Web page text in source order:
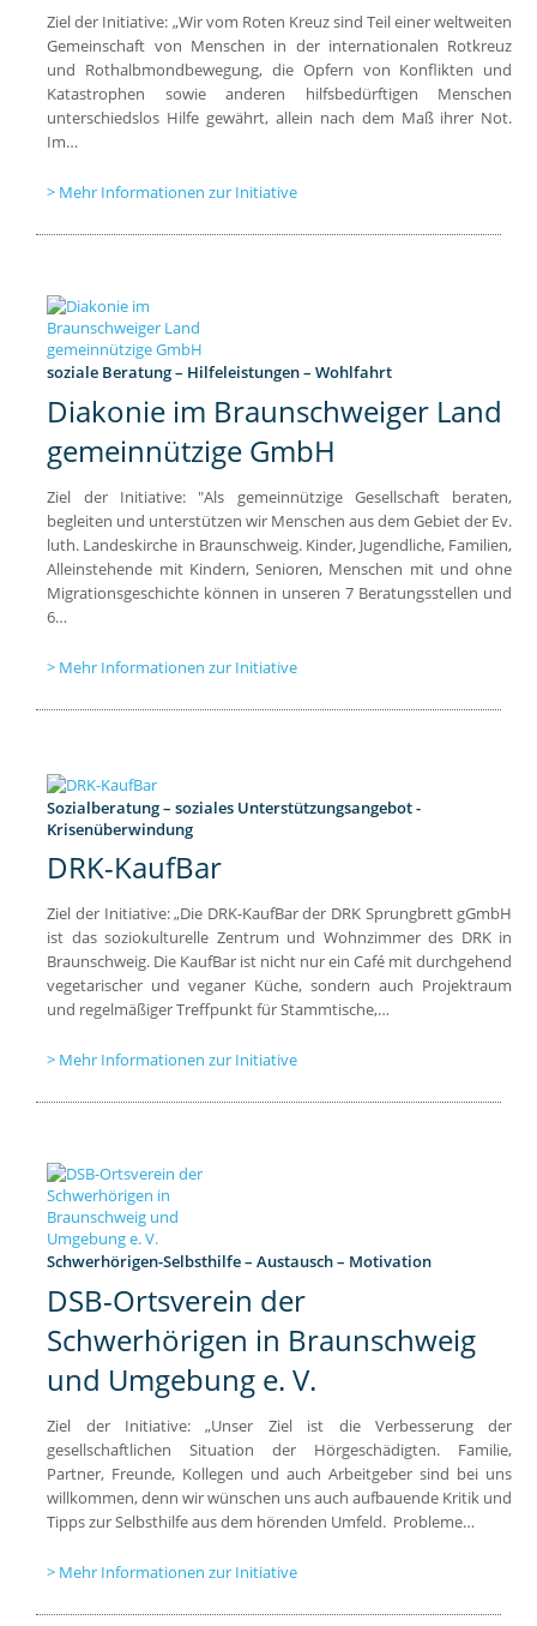
Ziel der Initiative: „Wir vom Roten Kreuz sind Teil einer weltweiten
Gemeinschaft von Menschen in der internationalen Rotkreuz
und Rothalbmondbewegung, die Opfern von Konflikten und
Katastrophen sowie anderen hilfsbedürftigen Menschen
unterschiedslos Hilfe gewährt, allein nach dem Maß ihrer Not.
Im…
Mehr Informationen zur Initiative
soziale Beratung – Hilfeleistungen – Wohlfahrt
Diakonie im Braunschweiger Land
gemeinnützige GmbH
Ziel der Initiative: "Als gemeinnützige Gesellschaft beraten,
begleiten und unterstützen wir Menschen aus dem Gebiet der Ev.
luth. Landeskirche in Braunschweig. Kinder, Jugendliche, Familien,
Alleinstehende mit Kindern, Senioren, Menschen mit und ohne
Migrationsgeschichte können in unseren 7 Beratungsstellen und
6…
Mehr Informationen zur Initiative
Sozialberatung – soziales Unterstützungsangebot -
Krisenüberwindung
DRK-KaufBar
Ziel der Initiative: „Die DRK-KaufBar der DRK Sprungbrett gGmbH
ist das soziokulturelle Zentrum und Wohnzimmer des DRK in
Braunschweig. Die KaufBar ist nicht nur ein Café mit durchgehend
vegetarischer und veganer Küche, sondern auch Projektraum
und regelmäßiger Treffpunkt für Stammtische,…
Mehr Informationen zur Initiative
Schwerhörigen-Selbsthilfe – Austausch – Motivation
DSB-Ortsverein der
Schwerhörigen in Braunschweig
und Umgebung e. V.
Ziel der Initiative: „Unser Ziel ist die Verbesserung der
gesellschaftlichen Situation der Hörgeschädigten. Familie,
Partner, Freunde, Kollegen und auch Arbeitgeber sind bei uns
willkommen, denn wir wünschen uns auch aufbauende Kritik und
Tipps zur Selbsthilfe aus dem hörenden Umfeld. Probleme…
Mehr Informationen zur Initiative